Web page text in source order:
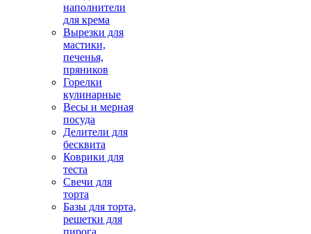
наполнители
для крема
Вырезки для
мастики,
печенья,
пряников
Горелки
кулинарные
Весы и мерная
посуда
Делители для
бесквита
Коврики для
теста
Свечи для
торта
Базы для торта,
решетки для
пирога